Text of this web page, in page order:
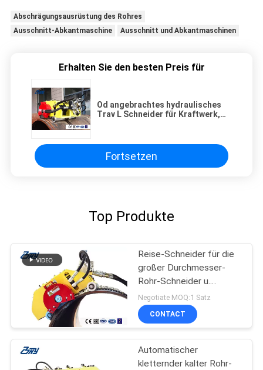
Abschrägungsausrüstung des Rohres
Ausschnitt-Abkantmaschine
Ausschnitt und Abkantmaschinen
Erhalten Sie den besten Preis für
Od angebrachtes hydraulisches
Trav L Schneider für Kraftwerk,
Fortsetzen
Top Produkte
Reise-Schneider für die
großer Durchmesser-
Rohr-Schneider u.
Abschrägung, tragbare
Climblings-Rohr-
Maschine
Negotiate MOQ:1 Satz
CONTACT
Automatischer
kletternder kalter Rohr-